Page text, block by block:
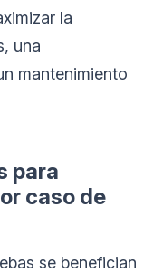
la
una
mantenimiento
para
caso de
se benefician